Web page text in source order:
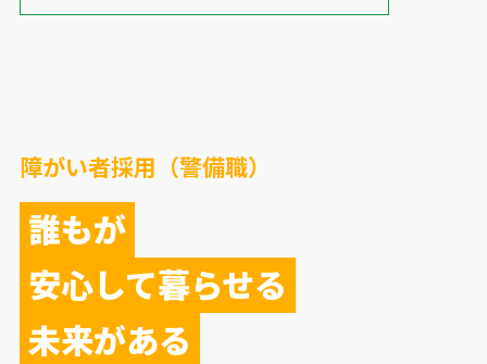
障がい者採用（警備職）
誰もが
安心して暮らせる
未来がある